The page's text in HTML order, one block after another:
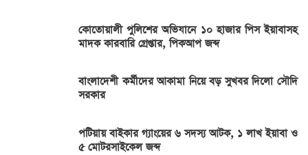
কোতোয়ালী পুলিশের অভিযানে ১০ হাজার পিস ইয়াবাসহ
মাদক কারবারি গ্রেপ্তার, পিকআপ জব্দ
বাংলাদেশী কর্মীদের আকামা নিয়ে বড় সুখবর দিলো সৌদি
সরকার
পটিয়ায় বাইকার গ্যাংয়ের ৬ সদস্য আটক, ১ লাখ ইয়াবা ও
৫ মোটরসাইকেল জব্দ